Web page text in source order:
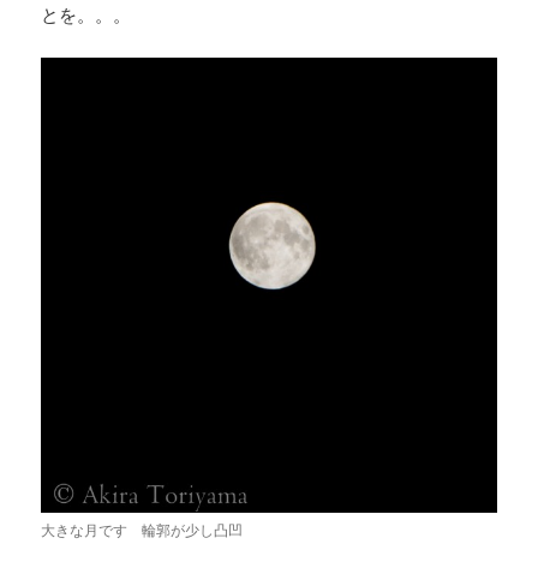
とを。。。
大きな月です 輪郭が少し凸凹